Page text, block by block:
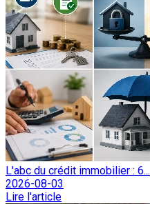
L'abc du crédit immobilier : 6...
2026-08-03
Lire l'article